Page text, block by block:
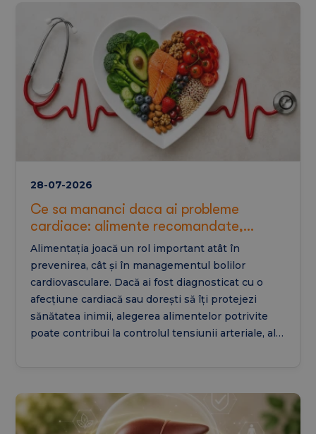
28-07-2026
Ce sa mananci daca ai probleme
cardiace: alimente recomandate,
interzise in cardiopatie si retete de
regim pentru inima
Alimentația joacă un rol important atât în
prevenirea, cât și în managementul bolilor
cardiovasculare. Dacă ai fost diagnosticat cu o
afecțiune cardiacă sau dorești să îți protejezi
sănătatea inimii, alegerea alimentelor potrivite
poate contribui la controlul tensiunii arteriale, al
cum poate arăta un regim alimentar echilibrat
pentru susținerea sănătății inimii.